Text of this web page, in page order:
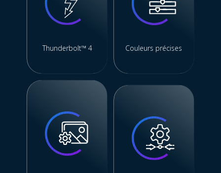
Thunderbolt™ 4 Couleurs précises